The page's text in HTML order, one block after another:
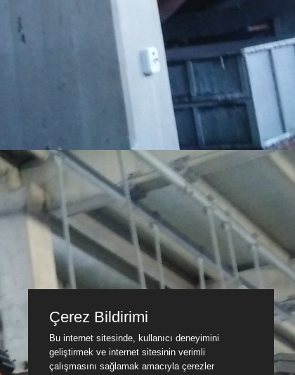
Çerez Bildirimi
Bu internet sitesinde, kullanıcı deneyimini
geliştirmek ve internet sitesinin verimli
çalışmasını sağlamak amacıyla çerezler